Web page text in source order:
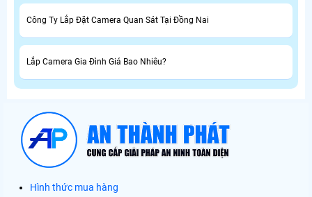
Công Ty Lắp Đặt Camera Quan Sát Tại Đồng Nai
Lắp Camera Gia Đình Giá Bao Nhiêu?
Hình thức mua hàng